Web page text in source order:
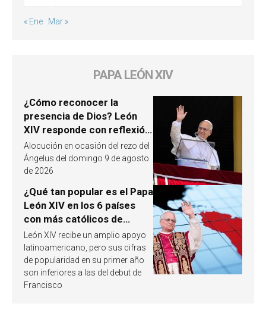
« Ene Mar »
PAPA LEÓN XIV
¿Cómo reconocer la
presencia de Dios? León
XIV responde con reflexión
a partir de un pasaje del
Evangelio
Alocución en ocasión del rezo del
Ángelus del domingo 9 de agosto
de 2026
¿Qué tan popular es el Papa
León XIV en los 6 países
con más católicos de
América Latina en 2026?
Publican resultados de
investigación
León XIV recibe un amplio apoyo
latinoamericano, pero sus cifras
de popularidad en su primer año
son inferiores a las del debut de
Francisco